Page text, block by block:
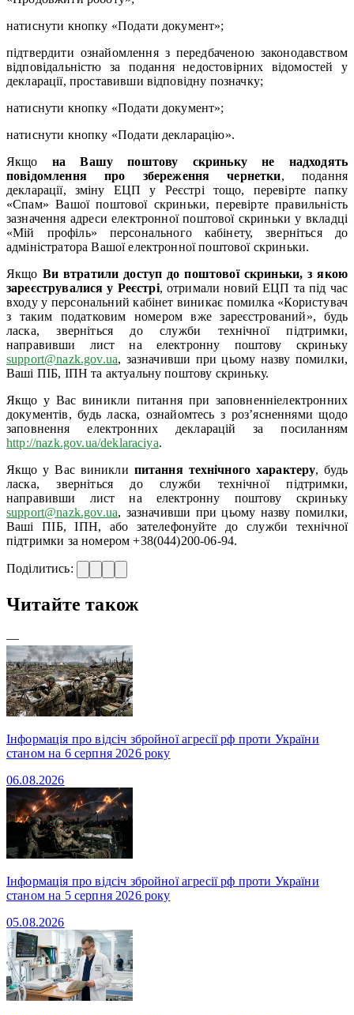
натиснути кнопку «Подати документ»;
підтвердити ознайомлення з передбаченою законодавством
відповідальністю за подання недостовірних відомостей у
декларації, проставивши відповідну позначку;
натиснути кнопку «Подати документ»;
натиснути кнопку «Подати декларацію».
Якщо на Вашу поштову скриньку не надходять
повідомлення про збереження чернетки, подання
декларації, зміну ЕЦП у Реєстрі тощо, перевірте папку
«Спам» Вашої поштової скриньки, перевірте правильність
зазначення адреси електронної поштової скриньки у вкладці
«Мій профіль» персонального кабінету, зверніться до
адміністратора Вашої електронної поштової скриньки.
Якщо Ви втратили доступ до поштової скриньки, з якою
зареєструвалися у Реєстрі, отримали новий ЕЦП та під час
входу у персональний кабінет виникає помилка «Користувач
з таким податковим номером вже зареєстрований», будь
ласка, зверніться до служби технічної підтримки,
направивши лист на електронну поштову скриньку
support@nazk.gov.ua, зазначивши при цьому назву помилки,
Ваші ПІБ, ІПН та актуальну поштову скриньку.
Якщо у Вас виникли питання при заповненніелектронних
документів, будь ласка, ознайомтесь з роз’ясненнями щодо
заповнення електронних декларацій за посиланням
http://nazk.gov.ua/deklaraciya.
Якщо у Вас виникли питання технічного характеру, будь
ласка, зверніться до служби технічної підтримки,
направивши лист на електронну поштову скриньку
support@nazk.gov.ua, зазначивши при цьому назву помилки,
Ваші ПІБ, ІПН, або зателефонуйте до служби технічної
підтримки за номером +38(044)200-06-94.
Поділитись:
Читайте також
—
Інформація про відсіч збройної агресії рф проти України
станом на 6 серпня 2026 року
06.08.2026
Інформація про відсіч збройної агресії рф проти України
станом на 5 серпня 2026 року
05.08.2026